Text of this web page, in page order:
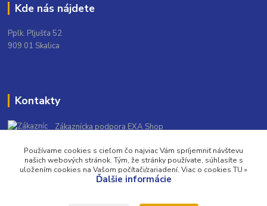
Kde nás nájdete
Pplk. Pľjušťa 52
909 01 Skalica
Kontakty
Zákaznícka podpora EXA Shop
(Po-Pia, 9-16 hod.)
info@exashop.sk
Používame cookies s cieľom čo najviac Vám spríjemniť návštevu
našich webových stránok. Tým, že stránky používate, súhlasíte s
uložením cookies na Vašom počítači/zariadení. Viac o cookies TU »
Ďalšie informácie